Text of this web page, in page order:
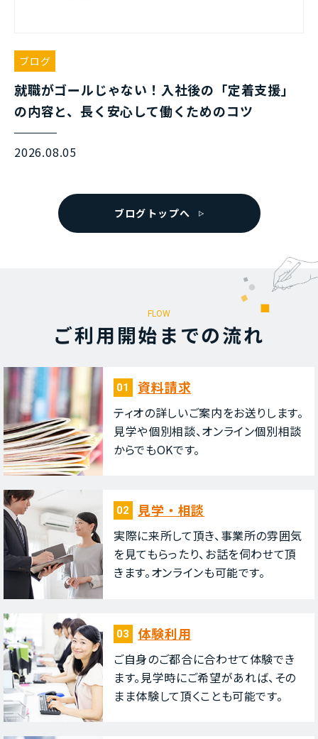
ブログ
就職がゴールじゃない！入社後の「定着支援」
の内容と、長く安心して働くためのコツ
2026.08.05
ブログトップへ
FLOW
ご利⽤開始までの流れ
01 資料請求
ティオの詳しいご案内をお送りします。
⾒学や個別相談、オンライン個別相談
からでもOKです。
02 ⾒学・相談
実際に来所して頂き、事業所の雰囲気
を⾒てもらったり、お話を伺わせて頂
きます。オンラインも可能です。
03 体験利⽤
ご⾃⾝のご都合に合わせて体験でき
ます。⾒学時にご希望があれば、その
まま体験して頂くことも可能です。